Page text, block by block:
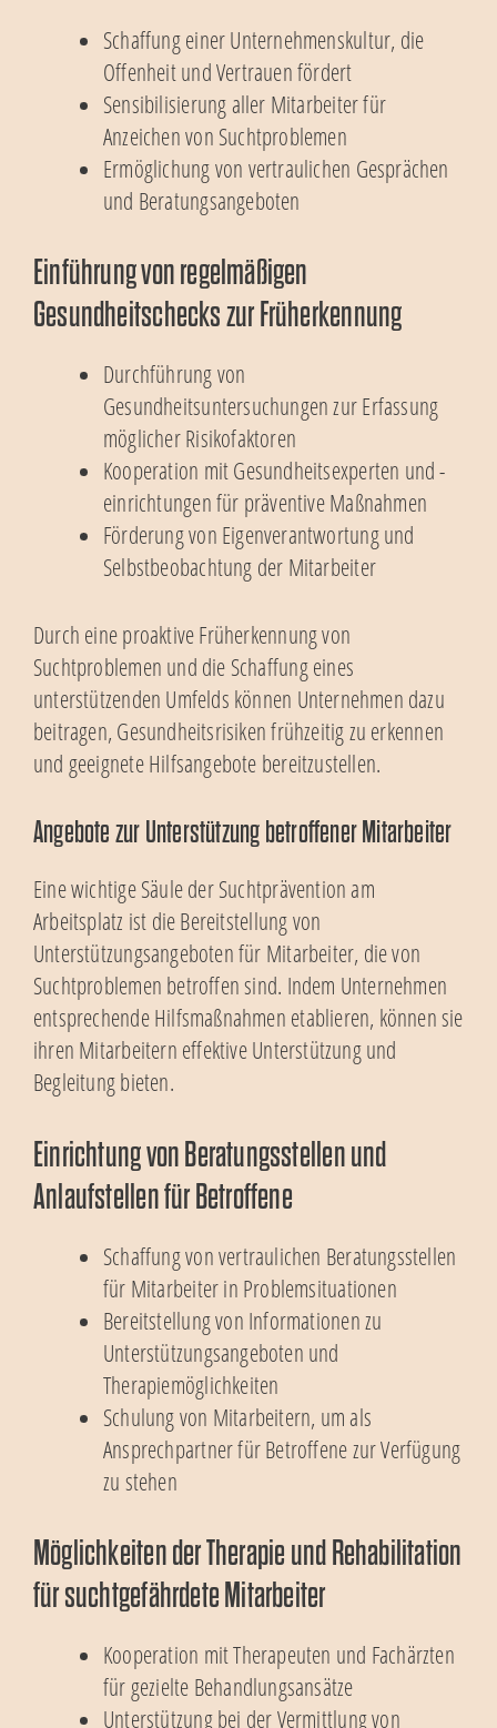
Schaffung einer Unternehmenskultur, die
Offenheit und Vertrauen fördert
Sensibilisierung aller Mitarbeiter für
Anzeichen von Suchtproblemen
Ermöglichung von vertraulichen Gesprächen
und Beratungsangeboten
Einführung von regelmäßigen
Gesundheitschecks zur Früherkennung
Durchführung von
Gesundheitsuntersuchungen zur Erfassung
möglicher Risikofaktoren
Kooperation mit Gesundheitsexperten und -
einrichtungen für präventive Maßnahmen
Förderung von Eigenverantwortung und
Selbstbeobachtung der Mitarbeiter
Durch eine proaktive Früherkennung von
Suchtproblemen und die Schaffung eines
unterstützenden Umfelds können Unternehmen dazu
beitragen, Gesundheitsrisiken frühzeitig zu erkennen
und geeignete Hilfsangebote bereitzustellen.
Angebote zur Unterstützung betroffener Mitarbeiter
Eine wichtige Säule der Suchtprävention am
Arbeitsplatz ist die Bereitstellung von
Unterstützungsangeboten für Mitarbeiter, die von
Suchtproblemen betroffen sind. Indem Unternehmen
entsprechende Hilfsmaßnahmen etablieren, können sie
ihren Mitarbeitern effektive Unterstützung und
Begleitung bieten.
Einrichtung von Beratungsstellen und
Anlaufstellen für Betroffene
Schaffung von vertraulichen Beratungsstellen
für Mitarbeiter in Problemsituationen
Bereitstellung von Informationen zu
Unterstützungsangeboten und
Therapiemöglichkeiten
Schulung von Mitarbeitern, um als
Ansprechpartner für Betroffene zur Verfügung
zu stehen
Möglichkeiten der Therapie und Rehabilitation
für suchtgefährdete Mitarbeiter
Kooperation mit Therapeuten und Fachärzten
für gezielte Behandlungsansätze
Unterstützung bei der Vermittlung von